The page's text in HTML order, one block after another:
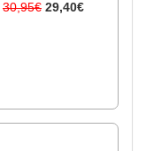
30,95€ 29,40€